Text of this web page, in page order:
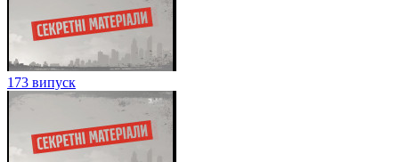
173 випуск